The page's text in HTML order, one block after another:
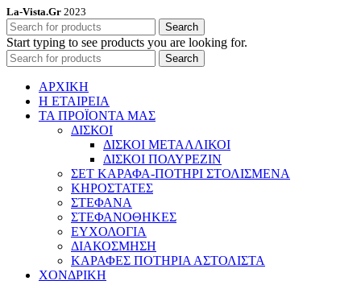
La-Vista.Gr 2023
Search
Start typing to see products you are looking for.
Search
ΑΡΧΙΚΗ
Η ΕΤΑΙΡΕΙΑ
ΤΑ ΠΡΟΪΟΝΤΑ ΜΑΣ
ΔΙΣΚΟΙ
ΔΙΣΚΟΙ ΜΕΤΑΛΛΙΚΟΙ
ΔΙΣΚΟΙ ΠΟΛΥΡΕΖΙΝ
ΣΕΤ ΚΑΡΑΦΑ-ΠΟΤΗΡΙ ΣΤΟΛΙΣΜΕΝΑ
ΚΗΡΟΣΤΑΤΕΣ
ΣΤΕΦΑΝΑ
ΣΤΕΦΑΝΟΘΗΚΕΣ
ΕΥΧΟΛΟΓΙΑ
ΔΙΑΚΟΣΜΗΣΗ
ΚΑΡΑΦΕΣ ΠΟΤΗΡΙΑ ΑΣΤΟΛΙΣΤΑ
ΧΟΝΔΡΙΚΗ